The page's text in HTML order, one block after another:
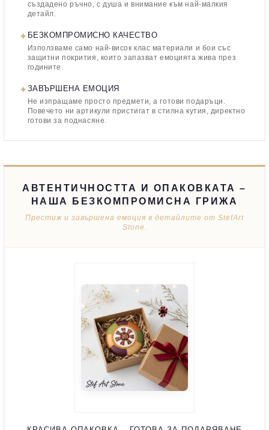
създадено ръчно, с душа и внимание към най-малкия
детайл.
✦ БЕЗКОМПРОМИСНО КАЧЕСТВО
Използваме само най-висок клас материали и бои със
защитни покрития, които запазват емоцията жива през
годините.
✦ЗАВЪРШЕНА ЕМОЦИЯ
Не изпращаме просто предмети, а готови подаръци.
Повечето ни артикули пристигат в стилна кутия, директно
готови за поднасяне.
АВТЕНТИЧНОСТТА И ОПАКОВКАТА –
НАША БЕЗКОМПРОМИСНА ГРИЖА
Престиж и завършена емоция в детайлите от StefArt
Stone.